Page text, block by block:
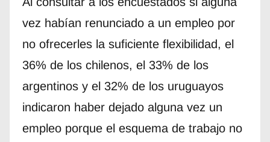
vez habían renunciado a un empleo por
no ofrecerles la suficiente flexibilidad, el
36% de los chilenos, el 33% de los
argentinos y el 32% de los uruguayos
indicaron haber dejado alguna vez un
empleo porque el esquema de trabajo no